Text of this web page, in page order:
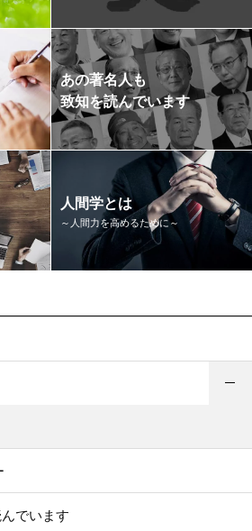
あの著名人も
致知を読んでいます
人間学とは
～人間力を高めるために～
でいます